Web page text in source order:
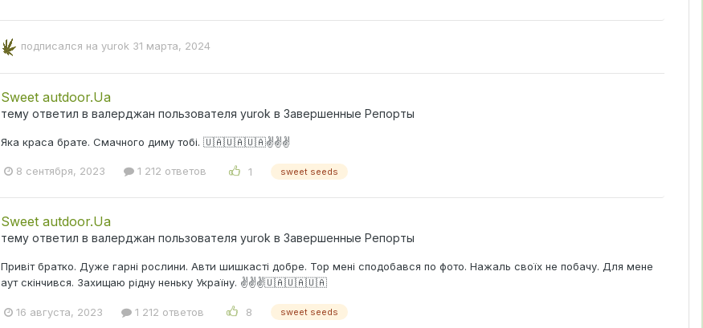
подписался на yurok 31 марта, 2024
Sweet autdoor.Ua
тему ответил в валерджан пользователя yurok в Завершенные Репорты
Яка краса брате. Смачного диму тобі. 🇺🇦🇺🇦🇺🇦✌️✌️✌️
8 сентября, 2023 1 212 ответов 1 sweet seeds
Sweet autdoor.Ua
тему ответил в валерджан пользователя yurok в Завершенные Репорты
Привіт братко. Дуже гарні рослини. Авти шишкасті добре. Тор мені сподобався по фото. Нажаль своїх не побачу. Для мене
аут скінчився. Захищаю рідну неньку Україну. ✌️✌️✌️🇺🇦🇺🇦🇺🇦
16 августа, 2023 1 212 ответов 8 sweet seeds